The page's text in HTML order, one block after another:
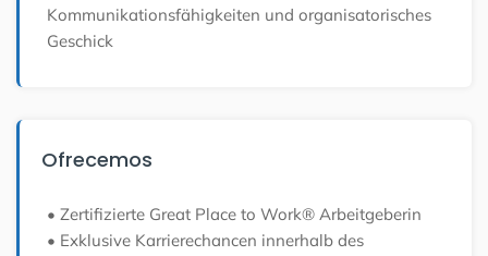
Kommunikationsfähigkeiten und organisatorisches
Geschick
Ofrecemos
• Zertifizierte Great Place to Work® Arbeitgeberin
• Exklusive Karrierechancen innerhalb des